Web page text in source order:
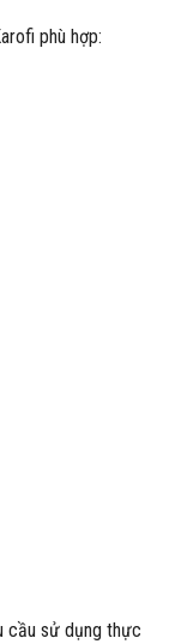
phù hợp:
cầu sử dụng thực